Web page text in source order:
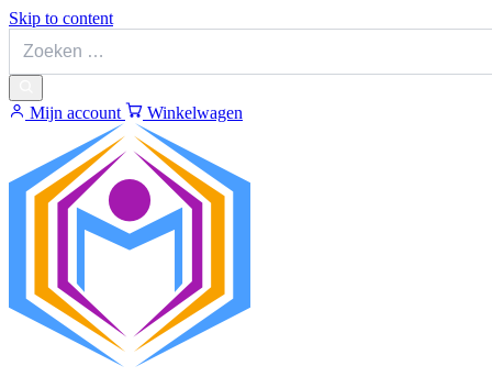
Skip to content
Mijn account Winkelwagen